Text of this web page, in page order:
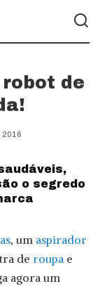
robot de
2016
o segredo
, um aspirador
de roupa e
agora um